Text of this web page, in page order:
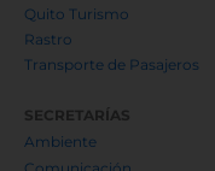
Quito Turismo
Rastro
Transporte de Pasajeros
SECRETARÍAS
Ambiente